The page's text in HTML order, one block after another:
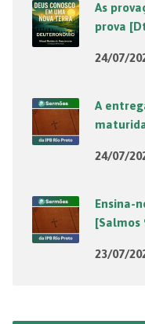
As
prova
24/07/
A
24/07/
Ensina-
[Salmos
23/07/